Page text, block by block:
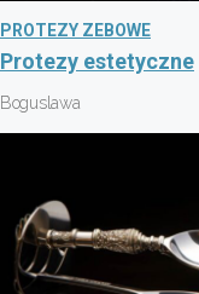
PROTEZY ZEBOWE
Protezy estetyczne
Boguslawa